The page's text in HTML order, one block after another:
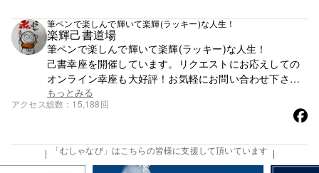
筆ペンで楽しんで輝いて楽輝(ラッキー)な人生！
楽輝己書道場
筆ペンで楽しんで輝いて楽輝(ラッキー)な人生！
己書幸座を開催しています。リクエストにお応えしての
オンライン幸座も大好評！お気軽にお問い合わせ下さ
い。
もっとみる
アクセス総数 15,188回
「むしゃなび」はこちらの皆様に支援して頂いています